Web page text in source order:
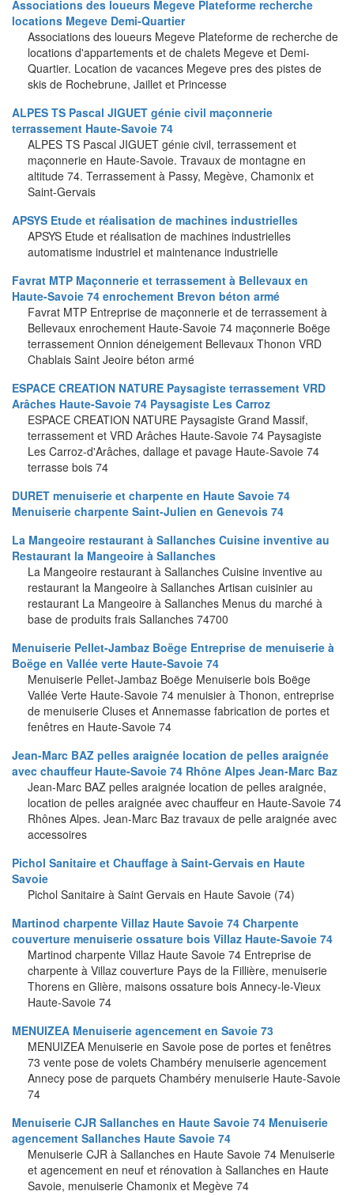
Associations des loueurs Megeve Plateforme recherche
locations Megeve Demi-Quartier
Associations des loueurs Megeve Plateforme de recherche de
locations d'appartements et de chalets Megeve et Demi-
Quartier. Location de vacances Megeve pres des pistes de
skis de Rochebrune, Jaillet et Princesse
ALPES TS Pascal JIGUET génie civil maçonnerie
terrassement Haute-Savoie 74
ALPES TS Pascal JIGUET génie civil, terrassement et
maçonnerie en Haute-Savoie. Travaux de montagne en
altitude 74. Terrassement à Passy, Megève, Chamonix et
Saint-Gervais
APSYS Etude et réalisation de machines industrielles
APSYS Etude et réalisation de machines industrielles
automatisme industriel et maintenance industrielle
Favrat MTP Maçonnerie et terrassement à Bellevaux en
Haute-Savoie 74 enrochement Brevon béton armé
Favrat MTP Entreprise de maçonnerie et de terrassement à
Bellevaux enrochement Haute-Savoie 74 maçonnerie Boëge
terrassement Onnion déneigement Bellevaux Thonon VRD
Chablais Saint Jeoire béton armé
ESPACE CREATION NATURE Paysagiste terrassement VRD
Arâches Haute-Savoie 74 Paysagiste Les Carroz
ESPACE CREATION NATURE Paysagiste Grand Massif,
terrassement et VRD Arâches Haute-Savoie 74 Paysagiste
Les Carroz-d'Arâches, dallage et pavage Haute-Savoie 74
terrasse bois 74
DURET menuiserie et charpente en Haute Savoie 74
Menuiserie charpente Saint-Julien en Genevois 74
La Mangeoire restaurant à Sallanches Cuisine inventive au
Restaurant la Mangeoire à Sallanches
La Mangeoire restaurant à Sallanches Cuisine inventive au
restaurant la Mangeoire à Sallanches Artisan cuisinier au
restaurant La Mangeoire à Sallanches Menus du marché à
base de produits frais Sallanches 74700
Menuiserie Pellet-Jambaz Boëge Entreprise de menuiserie à
Boëge en Vallée verte Haute-Savoie 74
Menuiserie Pellet-Jambaz Boëge Menuiserie bois Boëge
Vallée Verte Haute-Savoie 74 menuisier à Thonon, entreprise
de menuiserie Cluses et Annemasse fabrication de portes et
fenêtres en Haute-Savoie 74
Jean-Marc BAZ pelles araignée location de pelles araignée
avec chauffeur Haute-Savoie 74 Rhône Alpes Jean-Marc Baz
Jean-Marc BAZ pelles araignée location de pelles araignée,
location de pelles araignée avec chauffeur en Haute-Savoie 74
Rhônes Alpes. Jean-Marc Baz travaux de pelle araignée avec
accessoires
Pichol Sanitaire et Chauffage à Saint-Gervais en Haute
Savoie
Pichol Sanitaire à Saint Gervais en Haute Savoie (74)
Martinod charpente Villaz Haute Savoie 74 Charpente
couverture menuiserie ossature bois Villaz Haute-Savoie 74
Martinod charpente Villaz Haute Savoie 74 Entreprise de
charpente à Villaz couverture Pays de la Fillière, menuiserie
Thorens en Glière, maisons ossature bois Annecy-le-Vieux
Haute-Savoie 74
MENUIZEA Menuiserie agencement en Savoie 73
MENUIZEA Menuiserie en Savoie pose de portes et fenêtres
73 vente pose de volets Chambéry menuiserie agencement
Annecy pose de parquets Chambéry menuiserie Haute-Savoie
74
Menuiserie CJR Sallanches en Haute Savoie 74 Menuiserie
agencement Sallanches Haute Savoie 74
Menuiserie CJR à Sallanches en Haute Savoie 74 Menuiserie
et agencement en neuf et rénovation à Sallanches en Haute
Savoie, menuiserie Chamonix et Megève 74